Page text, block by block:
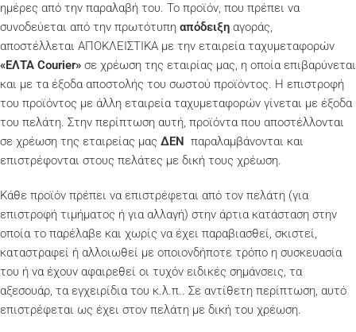
ημέρες από την παραλαβή του. Το προϊόν, που πρέπει να
συνοδεύεται από την πρωτότυπη απόδειξη αγοράς,
αποστέλλεται ΑΠΟΚΛΕΙΣΤΙΚΑ με την εταιρεία ταχυμεταφορών
«ΕΛΤΑ Courier» σε χρέωση της εταιρίας μας, η οποία επιβαρύνεται
και με τα έξοδα αποστολής του σωστού προϊόντος. Η επιστροφή
του προϊόντος με άλλη εταιρεία ταχυμεταφορών γίνεται με έξοδα
του πελάτη. Στην περίπτωση αυτή, προϊόντα που αποστέλλονται
σε χρέωση της εταιρείας μας ΔΕΝ παραλαμβάνονται και
επιστρέφονται στους πελάτες με δική τους χρέωση.
Κάθε προϊόν πρέπει να επιστρέφεται από τον πελάτη (για
επιστροφή τιμήματος ή για αλλαγή) στην άρτια κατάσταση στην
οποία το παρέλαβε και χωρίς να έχει παραβιασθεί, σκιστεί,
καταστραφεί ή αλλοιωθεί με οποιονδήποτε τρόπο η συσκευασία
του ή να έχουν αφαιρεθεί οι τυχόν ειδικές σημάνσεις, τα
αξεσουάρ, τα εγχειρίδια του κ.λ.π.. Σε αντίθετη περίπτωση, αυτό
επιστρέφεται ως έχει στον πελάτη με δική του χρέωση.